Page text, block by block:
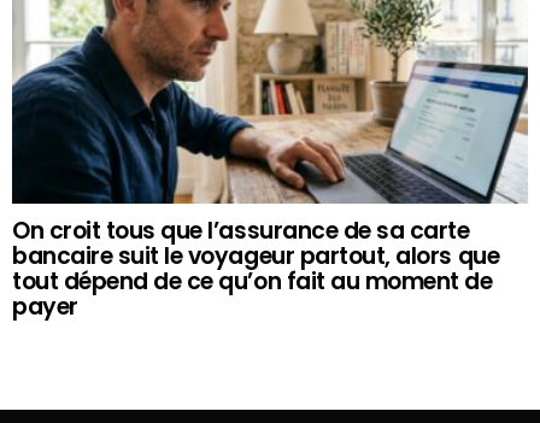
On croit tous que l’assurance de sa carte
bancaire suit le voyageur partout, alors que
tout dépend de ce qu’on fait au moment de
payer